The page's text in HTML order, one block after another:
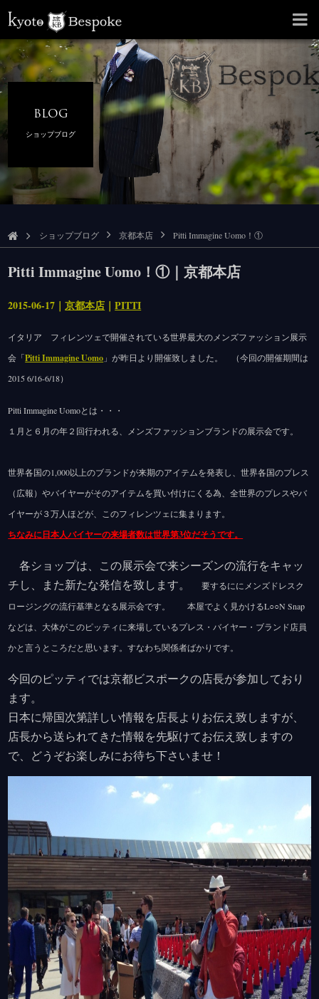
BLOG
ショップブログ
ショップブログ 京都本店 Pitti Immagine Uomo！①
Pitti Immagine Uomo！①｜京都本店
2015-06-17｜京都本店 ｜PITTI
イタリア フィレンツェで開催されている世界最大のメンズファッション展示
会「Pitti Immagine Uomo 」が昨日より開催致しました。 （今回の開催期間は
2015 6/16-6/18）
Pitti Immagine Uomoとは・・・
１月と６月の年２回行われる、メンズファッションブランドの展示会です。
世界各国の1,000以上のブランドが来期のアイテムを発表し、世界各国のプレス
（広報）やバイヤーがそのアイテムを買い付けにくる為、全世界のプレスやバ
イヤーが３万人ほどが、このフィレンツェに集まります。
ちなみに日本人バイヤーの来場者数は世界第3位だそうです。
各ショップは、この展示会で来シーズンの流行をキャッ
チし、また新たな発信を致します。要するににメンズドレスク
ロージングの流行基準となる展示会です。 本屋でよく見かけるL○○N Snap
などは、大体がこのピッティに来場しているプレス・バイヤー・ブランド店員
かと言うところだと思います。すなわち関係者ばかりです。
今回のピッティでは京都ビスポークの店長が参加しており
ます。
日本に帰国次第詳しい情報を店長よりお伝え致しますが、
店長から送られてきた情報を先駆けてお伝え致しますの
で、どうぞお楽しみにお待ち下さいませ！